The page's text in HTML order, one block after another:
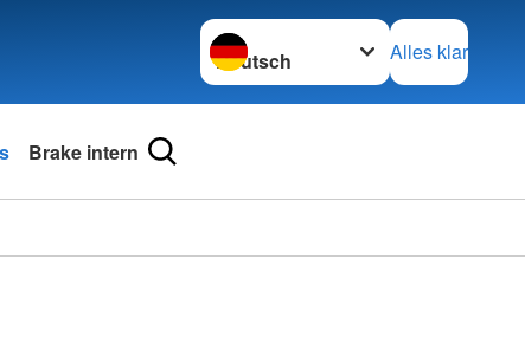
Sprache wechseln zu
Alles klar
Brake intern